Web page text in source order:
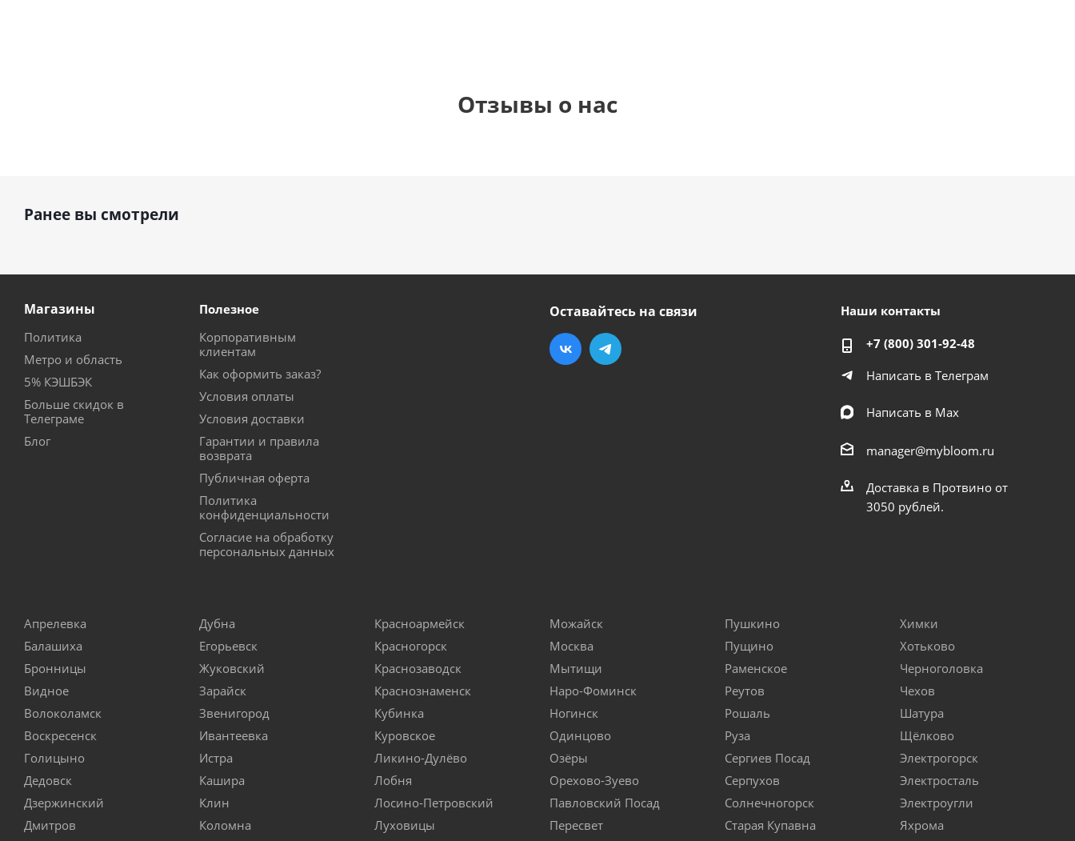
Отзывы о нас
Ранее вы смотрели
Магазины
Политика
Метро и область
5% КЭШБЭК
Больше скидок в
Телеграме
Блог
Полезное
Корпоративным
клиентам
Как оформить заказ?
Условия оплаты
Условия доставки
Гарантии и правила
возврата
Публичная оферта
Политика
конфиденциальности
Согласие на обработку
персональных данных
Оставайтесь на связи Наши контакты
+7 (800) 301-92-48
Написать в Телеграм
Написать в Мах
manager@mybloom.ru
Доставка в Протвино от
3050 рублей.
Апрелевка
Балашиха
Бронницы
Видное
Волоколамск
Воскресенск
Голицыно
Дедовск
Дзержинский
Дмитров
Дубна
Егорьевск
Жуковский
Зарайск
Звенигород
Ивантеевка
Истра
Кашира
Клин
Коломна
Красноармейск
Красногорск
Краснозаводск
Краснознаменск
Кубинка
Куровское
Ликино-Дулёво
Лобня
Лосино-Петровский
Луховицы
Можайск
Москва
Мытищи
Наро-Фоминск
Ногинск
Одинцово
Озёры
Орехово-Зуево
Павловский Посад
Пересвет
Пушкино
Пущино
Раменское
Реутов
Рошаль
Руза
Сергиев Посад
Серпухов
Солнечногорск
Старая Купавна
Химки
Хотьково
Черноголовка
Чехов
Шатура
Щёлково
Электрогорск
Электросталь
Электроугли
Яхрома